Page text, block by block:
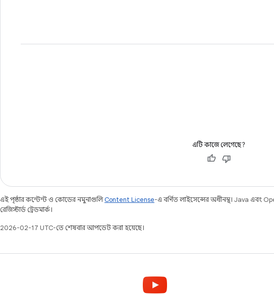
এটি কাজে লেগেছে?
এই পৃষ্ঠার কন্টেন্ট ও কোডের নমুনাগুলিContent License-এ বর্ণিত লাইসেন্সের অধীনস্থ। Java এবং
রেজিস্টার্ড ট্রেডমার্ক।
2026-02-17 UTC-তে শেষবার আপডেট করা হয়েছে।